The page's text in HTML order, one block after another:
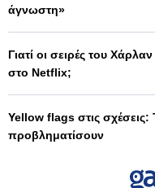
άγνωστη»
Γιατί οι σειρές του
στο Netflix;
Yellow flags στις σχέσεις:
προβληματίσουν